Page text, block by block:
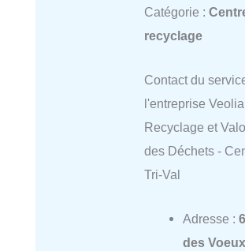
Catégorie :
recyclage
Contact du
l'entreprise Veolia
Recyclage et
des Déchets -
Tri-Val
Adresse :
des